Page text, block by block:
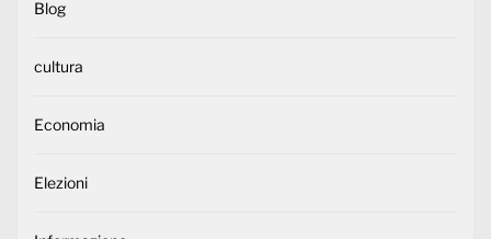
Blog
cultura
Economia
Elezioni